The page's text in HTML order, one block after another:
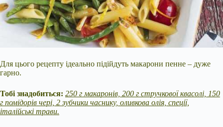
Для цього рецепту ідеально підійдуть макарони пенне – дуже
гарно.
Тобі знадобиться: 250 г макаронів, 200 г стручкової квасолі, 150
г помідорів чері, 2 зубчики часнику, оливкова олія, спеції,
італійські трави.